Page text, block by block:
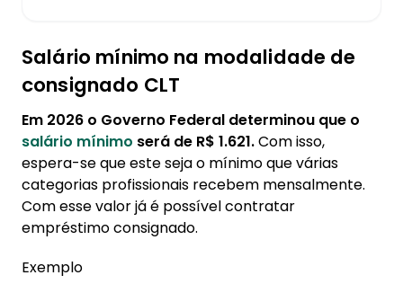
Salário mínimo na modalidade de
consignado CLT
Em 2026 o Governo Federal determinou que o
salário mínimo será de R$ 1.621.Com isso,
espera-se que este seja o mínimo que várias
categorias profissionais recebem mensalmente.
Com esse valor já é possível contratar
empréstimo consignado.
Exemplo